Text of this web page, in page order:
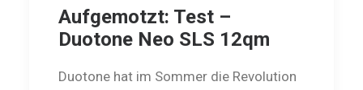
Aufgemotzt: Test –
Duotone Neo SLS 12qm
Duotone hat im Sommer die Revolution